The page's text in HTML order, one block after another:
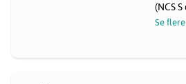
(NCS
Se flere